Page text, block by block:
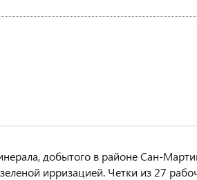
добытого в районе Сан-
ирризацией. Четки из 27